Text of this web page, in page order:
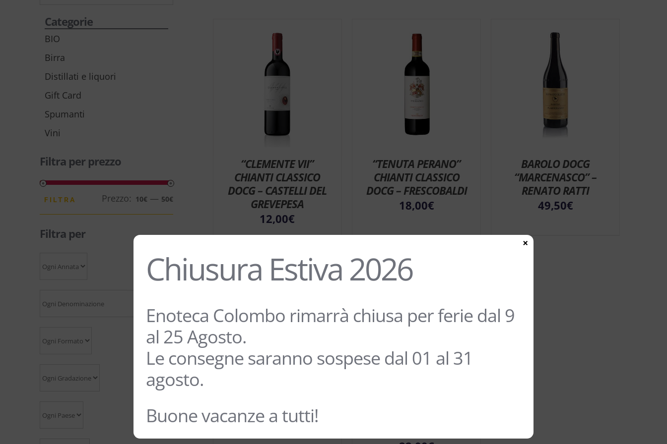
“CLEMENTE VII”
CHIANTI CLASSICO
DOCG – CASTELLI DEL
GREVEPESA
12,00€
“TENUTA PERANO”
CHIANTI CLASSICO
DOCG – FRESCOBALDI
18,00€
BAROLO DOCG
“MARCENASCO” –
RENATO RATTI
49,50€
AL PIANO 1868
Categorie
BIO
Birra
Distillati e liquori
Gift Card
Spumanti
Vini
Filtra per prezzo
Prezzo
Min
Prezzo
Max
FILTRA Prezzo: 10€ — 50€
Filtra per
Chiusura Estiva 2026
Enoteca Colombo rimarrà chiusa per ferie dal 9
al 25 Agosto.
Le consegne saranno sospese dal 01 al 31
agosto.
Buone vacanze a tutti!
×